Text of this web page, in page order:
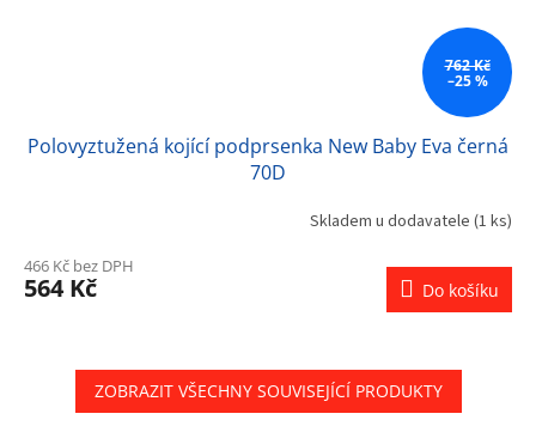
762 Kč
–25 %
Polovyztužená kojící podprsenka New Baby Eva černá
70D
Skladem u dodavatele (1 ks)
466 Kč bez DPH
564 Kč Do košíku
ZOBRAZIT VŠECHNY SOUVISEJÍCÍ PRODUKTY